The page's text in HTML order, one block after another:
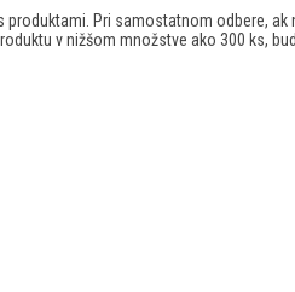
Pri samostatnom odbere,
v nižšom množstve ako 300 ks,